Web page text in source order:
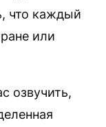
что каждый
или
озвучить,